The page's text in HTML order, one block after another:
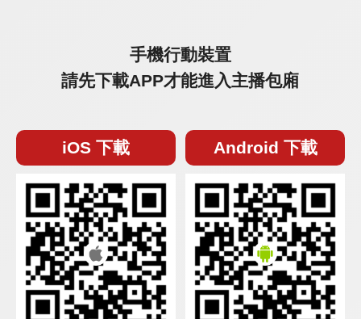
手機行動裝置
請先下載APP才能進入主播包廂
iOS 下載 Android 下載